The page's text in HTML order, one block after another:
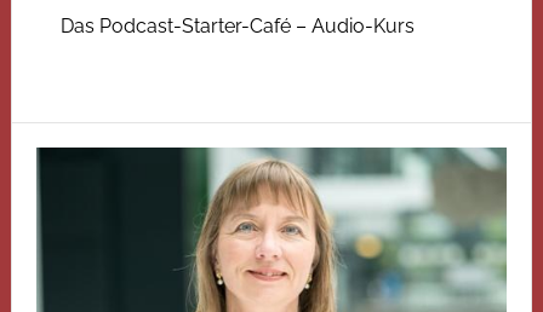
Das Podcast-Starter-Café – Audio-Kurs